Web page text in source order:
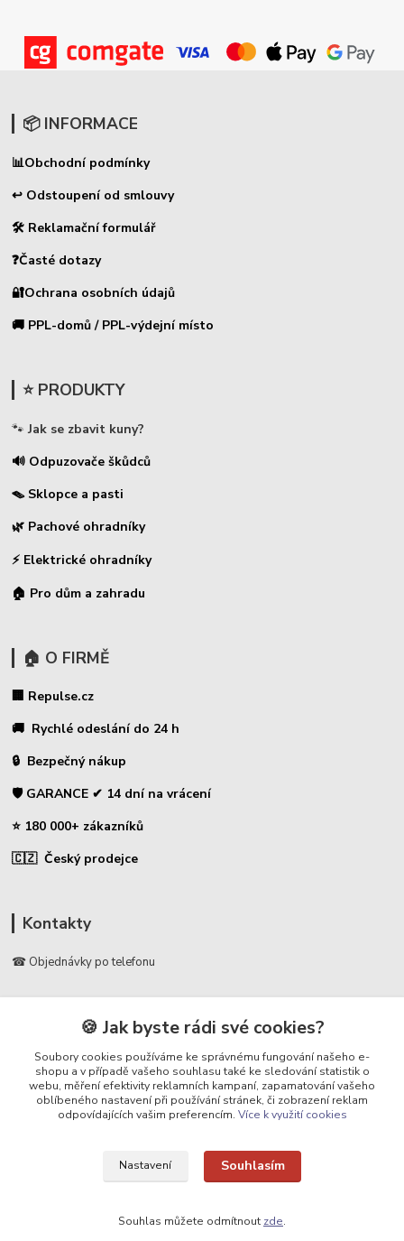
📦 INFORMACE
📊Obchodní podmínky
↩ Odstoupení od smlouvy
🛠 Reklamační formulář
❓Časté dotazy
🔐Ochrana osobních údajů
🚚 PPL-domů / PPL-výdejní místo
⭐ PRODUKTY
🐾 Jak se zbavit kuny?
🔊 Odpuzovače škůdců
🪤 Sklopce a pasti
🌿 Pachové ohradníky
⚡ Elektrické ohradníky
🏠 Pro dům a zahradu
🏠 O FIRMĚ
🏢 Repulse.cz
🚚 Rychlé odeslání do 24 h
🔒 Bezpečný nákup
🛡️ GARANCE ✔ 14 dní na vrácení
⭐ 180 000+ zákazníků
🇨🇿 Český prodejce
Kontakty
☎ Objednávky po telefonu
📞 728 007 997
⏰ Po - Pá | 7:00 - 13:30 |
info@repulse.cz
Upravit sběr cookies.
REPULSE s.r.o. | www.repulse.cz | 2015-2026 © Hradec Králové
🍪 Jak byste rádi své cookies?
Soubory cookies používáme ke správnému fungování našeho e-
shopu a v případě vašeho souhlasu také ke sledování statistik o
webu, měření efektivity reklamních kampaní, zapamatování vašeho
oblíbeného nastavení při používání stránek, či zobrazení reklam
odpovídajících vašim preferencím. Více k využití cookies
Nastavení Souhlasím
Souhlas můžete odmítnout zde.